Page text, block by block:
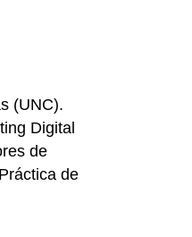
(UNC).
Digital
de
de